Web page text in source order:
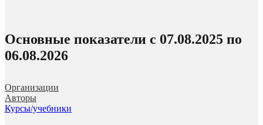
Основные показатели c 07.08.2025 по
06.08.2026
Организации
Авторы
Курсы/учебники